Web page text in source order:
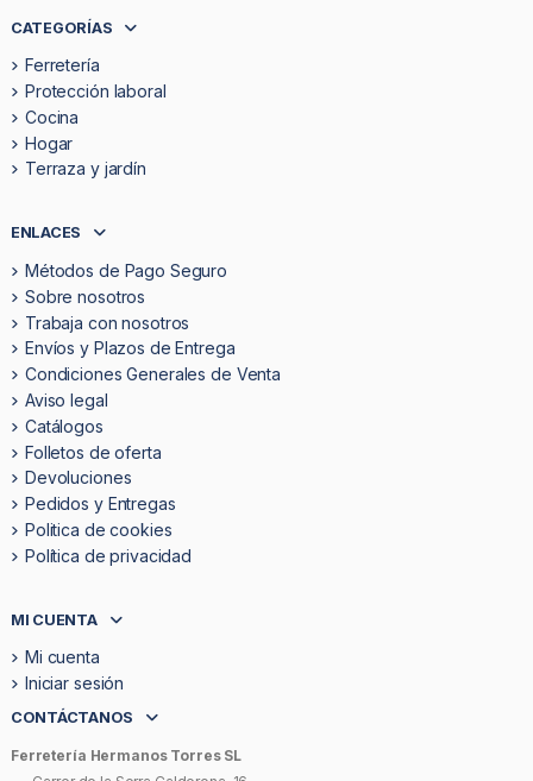
CATEGORÍAS
Ferretería
Protección laboral
Cocina
Hogar
Terraza y jardín
ENLACES
Métodos de Pago Seguro
Sobre nosotros
Trabaja con nosotros
Envíos y Plazos de Entrega
Condiciones Generales de Venta
Aviso legal
Catálogos
Folletos de oferta
Devoluciones
Pedidos y Entregas
Politica de cookies
Política de privacidad
MI CUENTA
Mi cuenta
Iniciar sesión
CONTÁCTANOS
Ferretería Hermanos Torres SL